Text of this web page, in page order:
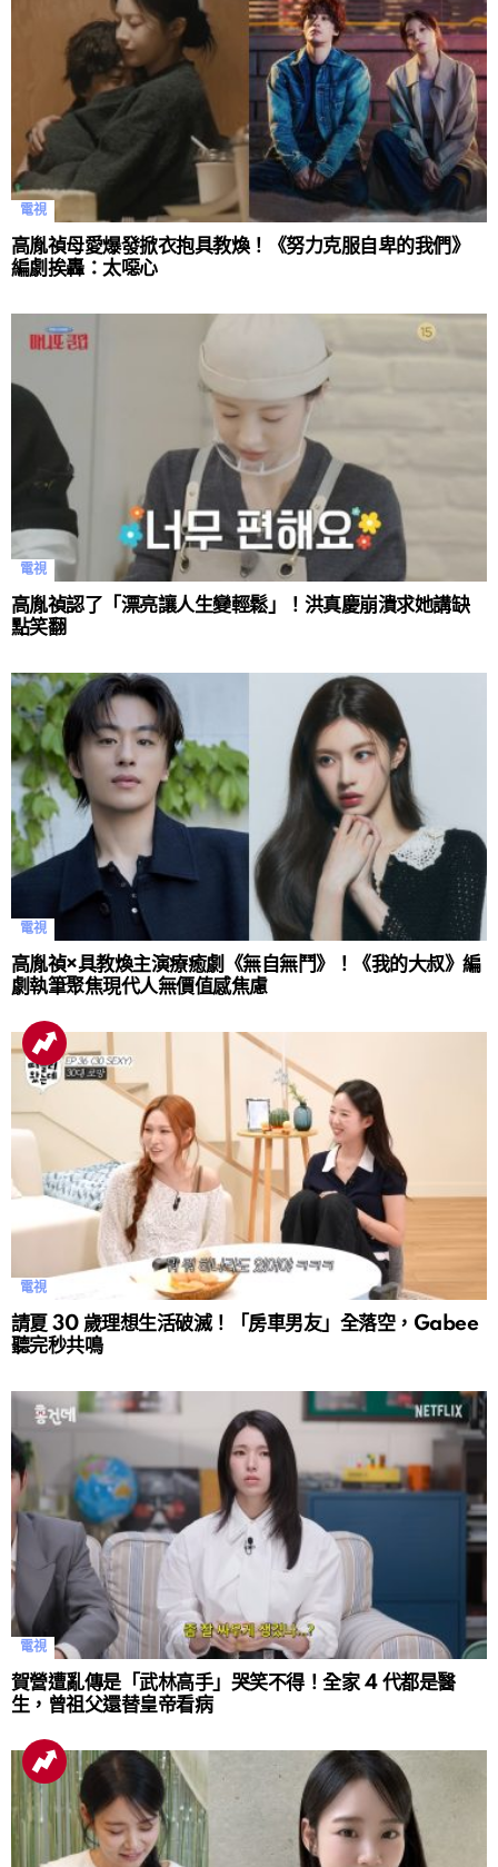
電視
高胤禎母愛爆發掀衣抱具教煥！《努力克服自卑的我們》
編劇挨轟：太噁心
電視
高胤禎認了「漂亮讓人生變輕鬆」！洪真慶崩潰求她講缺
點笑翻
電視
高胤禎×具教煥主演療癒劇《無自無鬥》！《我的大叔》編
劇執筆聚焦現代人無價值感焦慮
電視
請夏 30 歲理想生活破滅！「房車男友」全落空，Gabee
聽完秒共鳴
電視
賀營遭亂傳是「武林高手」哭笑不得！全家 4 代都是醫
生，曾祖父還替皇帝看病